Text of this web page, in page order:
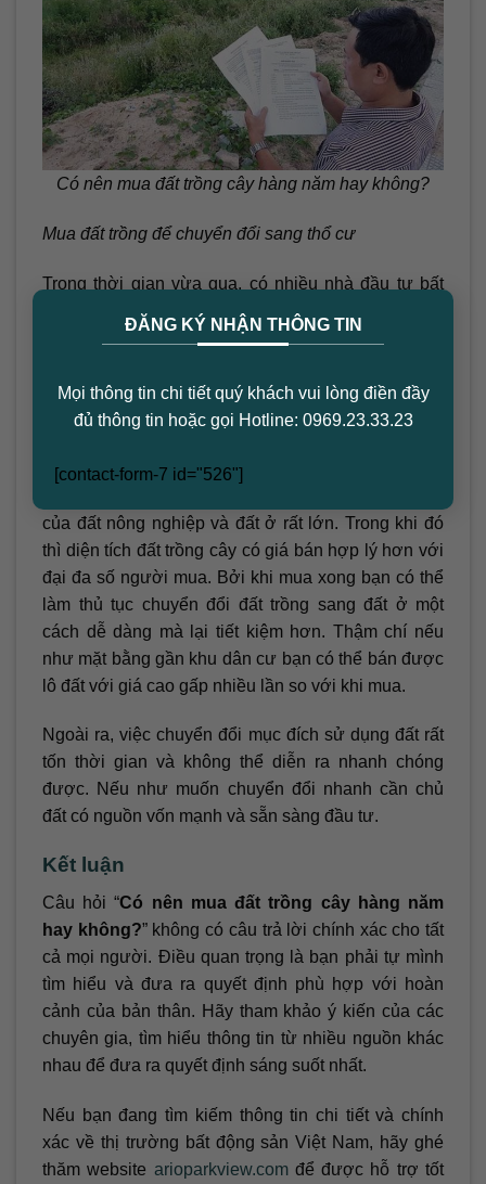
ĐĂNG KÝ NHẬN THÔNG TIN
Mọi thông tin chi tiết quý khách vui lòng điền đầy
đủ thông tin hoặc gọi Hotline: 0969.23.33.23
[contact-form-7 id="526"]
Có nên mua đất trồng cây hàng năm hay không?
Mua đất trồng để chuyển đổi sang thổ cư
Trong thời gian vừa qua, có nhiều nhà đầu tư bất
động sản luôn đặt ra băn khoăn không biết có nên
mua đất trồng cây hay không. Với mục tiêu hướng
dụng đúng với chức năng là trồng cây lâu năm. Mục
đích chính của việc tìm mua các loại sản phẩm này
của đất nông nghiệp và đất ở rất lớn. Trong khi đó
thì diện tích đất trồng cây có giá bán hợp lý hơn với
đại đa số người mua. Bởi khi mua xong bạn có thể
làm thủ tục chuyển đổi đất trồng sang đất ở một
cách dễ dàng mà lại tiết kiệm hơn. Thậm chí nếu
như mặt bằng gần khu dân cư bạn có thể bán được
lô đất với giá cao gấp nhiều lần so với khi mua.
Ngoài ra, việc chuyển đổi mục đích sử dụng đất rất
tốn thời gian và không thể diễn ra nhanh chóng
được. Nếu như muốn chuyển đổi nhanh cần chủ
đất có nguồn vốn mạnh và sẵn sàng đầu tư.
Kết luận
Câu hỏi “Có nên mua đất trồng cây hàng năm
hay không?” không có câu trả lời chính xác cho tất
cả mọi người. Điều quan trọng là bạn phải tự mình
tìm hiểu và đưa ra quyết định phù hợp với hoàn
cảnh của bản thân. Hãy tham khảo ý kiến của các
chuyên gia, tìm hiểu thông tin từ nhiều nguồn khác
nhau để đưa ra quyết định sáng suốt nhất.
Nếu bạn đang tìm kiếm thông tin chi tiết và chính
xác về thị trường bất động sản Việt Nam, hãy ghé
thăm website arioparkview.comđể được hỗ trợ tốt